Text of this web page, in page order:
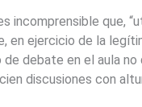
incomprensible que,
en ejercicio de la
debate en el aula
discusiones con